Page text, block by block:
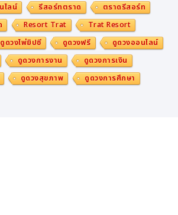
ไลน์
รีสอร์ทตราด
ตราดรีสอร์ท
Resort Trat
Trat Resort
ดูดวงไพ่ยิปซี ดูดวงฟรี
ดูดวงออนไลน์
ดูดวงการงาน
ดูดวงการเงิน
ดูดวงสุขภาพ ดูดวงการศึกษา